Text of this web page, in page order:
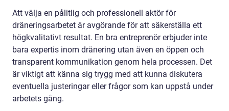
Att välja en pålitlig och professionell aktör för
dräneringsarbetet är avgörande för att säkerställa ett
högkvalitativt resultat. En bra entreprenör erbjuder inte
bara expertis inom dränering utan även en öppen och
transparent kommunikation genom hela processen. Det
är viktigt att känna sig trygg med att kunna diskutera
eventuella justeringar eller frågor som kan uppstå under
arbetets gång.